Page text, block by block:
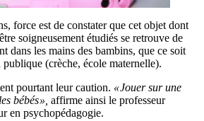
force est de constater que cet objet dont
soigneusement étudiés se retrouve de
dans les mains des bambins, que ce soit
(crèche, école maternelle).
pourtant leur caution. « Jouer sur une
­bébés », affirme ainsi le professeur
en psychopédagogie.